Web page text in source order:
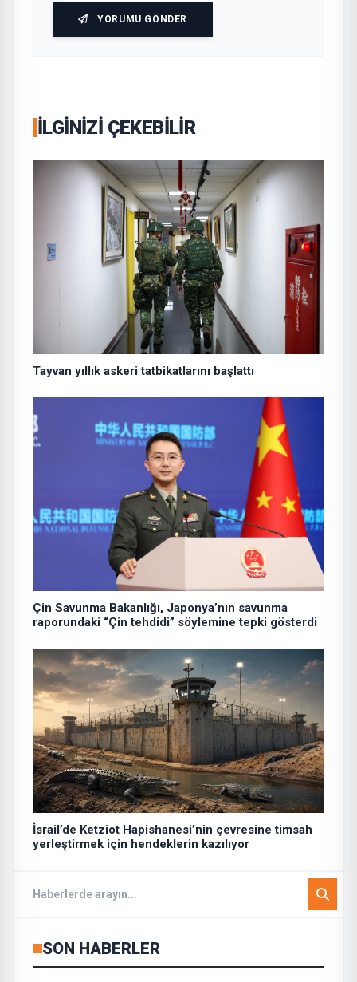
YORUMU GÖNDER
İLGINIZI ÇEKEBILIR
Tayvan yıllık askeri tatbikatlarını başlattı
Çin Savunma Bakanlığı, Japonya’nın savunma
raporundaki “Çin tehdidi” söylemine tepki gösterdi
İsrail’de Ketziot Hapishanesi’nin çevresine timsah
yerleştirmek için hendeklerin kazılıyor
SON HABERLER